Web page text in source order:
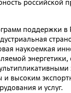
российской
поддержки в
наукоемкая
и высоким
и услуг.